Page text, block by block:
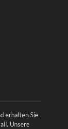
erhalten Sie
Unsere